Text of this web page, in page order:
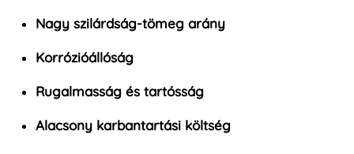
Nagy szilárdság-tömeg arány
Korrózióállóság
Rugalmasság és tartósság
Alacsony karbantartási költség